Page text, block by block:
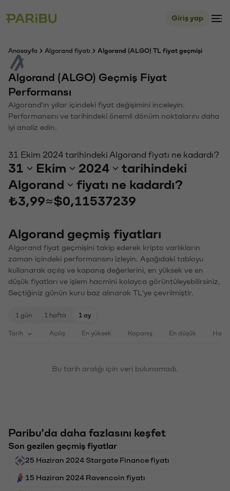
Giriş yap
Anasayfa Algorand fiyatı Algorand (ALGO) TL fiyat geçmişi
Algorand (ALGO) Geçmiş Fiyat
Performansı
Algorand'ın yıllar içindeki fiyat değişimini inceleyin.
Performansını ve tarihindeki önemli dönüm noktalarını daha
iyi analiz edin.
31 Ekim 2024 tarihindeki Algorand fiyatı ne kadardı?
31 Ekim 2024
tarihindeki
Algorand
fiyatı ne kadardı?
₺3,99≈$0,11537239
Algorand geçmiş fiyatları
Algorand fiyat geçmişini takip ederek kripto varlıkların
zaman içindeki performansını izleyin. Aşağıdaki tabloyu
kullanarak açılış ve kapanış değerlerini, en yüksek ve en
düşük fiyatları ve işlem hacmini kolayca görüntüleyebilirsiniz.
Seçtiğiniz günün kuru baz alınarak TL'ye çevrilmiştir.
1 gün 1 hafta 1 ay
Tarih Açılış En yüksek Kapanış En düşük
Bu tarih aralığı için veri bulunamadı.
Paribu'da daha fazlasını keşfet
Son gezilen geçmiş fiyatlar
25 Haziran 2024 Stargate Finance fiyatı
15 Haziran 2024 Ravencoin fiyatı